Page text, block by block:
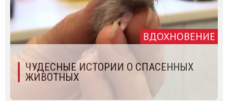
ВДОХНОВЕНИЕ
ЧУДЕСНЫЕ ИСТОРИИ О СПАСЕННЫХ
ЖИВОТНЫХ